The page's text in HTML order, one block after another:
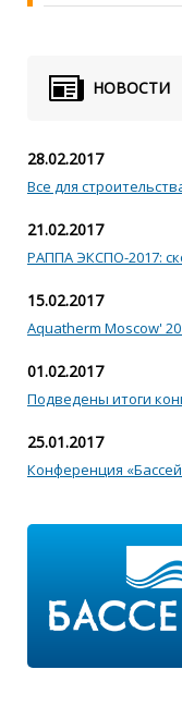
НОВОСТИ
28.02.2017
Все для
21.02.2017
РАППА ЭКСПО-2017:
15.02.2017
Aquatherm Moscow'
01.02.2017
Подведены итоги
25.01.2017
Конференция